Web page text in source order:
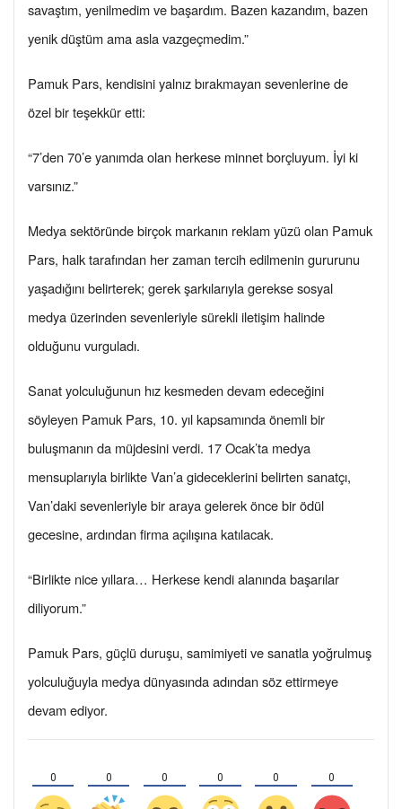
savaştım, yenilmedim ve başardım. Bazen kazandım, bazen
yenik düştüm ama asla vazgeçmedim.”
Pamuk Pars, kendisini yalnız bırakmayan sevenlerine de
özel bir teşekkür etti:
“7’den 70’e yanımda olan herkese minnet borçluyum. İyi ki
varsınız.”
Medya sektöründe birçok markanın reklam yüzü olan Pamuk
Pars, halk tarafından her zaman tercih edilmenin gururunu
yaşadığını belirterek; gerek şarkılarıyla gerekse sosyal
medya üzerinden sevenleriyle sürekli iletişim halinde
olduğunu vurguladı.
Sanat yolculuğunun hız kesmeden devam edeceğini
söyleyen Pamuk Pars, 10. yıl kapsamında önemli bir
buluşmanın da müjdesini verdi. 17 Ocak’ta medya
mensuplarıyla birlikte Van’a gideceklerini belirten sanatçı,
Van’daki sevenleriyle bir araya gelerek önce bir ödül
gecesine, ardından firma açılışına katılacak.
“Birlikte nice yıllara… Herkese kendi alanında başarılar
diliyorum.”
Pamuk Pars, güçlü duruşu, samimiyeti ve sanatla yoğrulmuş
yolculuğuyla medya dünyasında adından söz ettirmeye
devam ediyor.
0 0 0 0 0 0